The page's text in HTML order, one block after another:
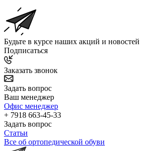
Будьте в курсе наших акций и новостей
Подписаться
Заказать звонок
Задать вопрос
Ваш менеджер
Офис менеджер
+ 7918 663-45-33
Задать вопрос
Статьи
Все об ортопедической обуви